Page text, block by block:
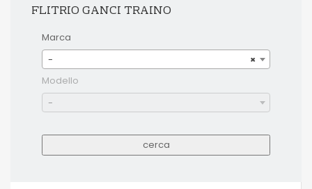
FLITRIO GANCI TRAINO
Marca
×
-
Modello
-